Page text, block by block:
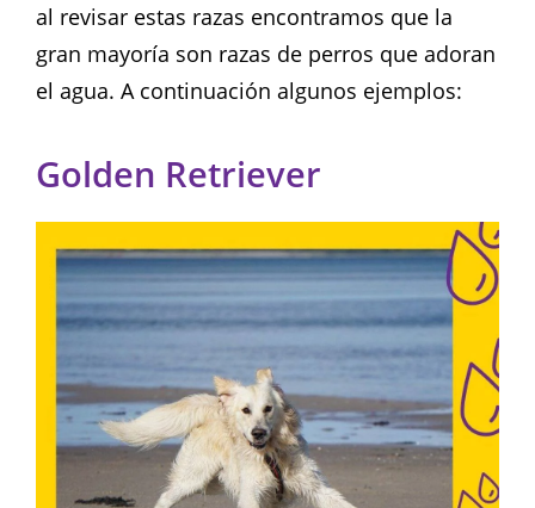
al revisar estas razas encontramos que la
gran mayoría son razas de perros que adoran
el agua. A continuación algunos ejemplos:
Golden Retriever